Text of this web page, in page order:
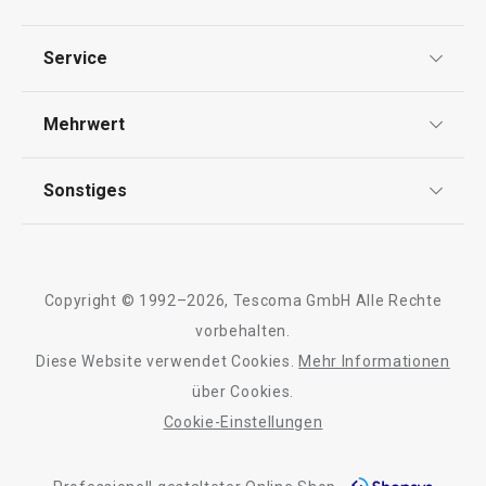
Neuheiten
Set für halbgetauchte Kekse
DELÍCIA
Auf Lager
Servierbrett mit
ø 34 cm
Auf Lager
Impressum
Service
Kontaktformular
Mehrwert
Qualität
Sonstiges
Barrierefreiheit
Copyright © 1992–2026, Tescoma GmbH Alle Rechte
vorbehalten.
Diese Website verwendet Cookies.
Mehr Informationen
über Cookies.
Cookie-Einstellungen